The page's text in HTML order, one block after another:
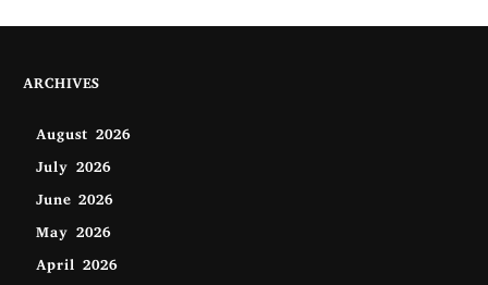
ARCHIVES
August 2026
July 2026
June 2026
May 2026
April 2026